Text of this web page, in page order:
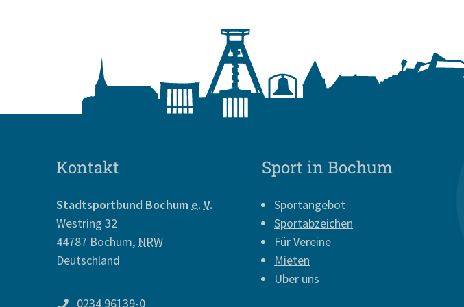
Kontakt
Stadtsportbund Bochum e. V.
Westring 32
44787 Bochum, NRW
Deutschland
0234 96139-0
Sport in Bochum
Sportangebot
Sportabzeichen
Für Vereine
Mieten
Über uns